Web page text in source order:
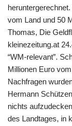
vom Land und 50
Thomas, Die
kleinezeitung.at
“WM-relevant”.
Millionen Euro
Nachfragen
Hermann
nichts
des Landtages, in